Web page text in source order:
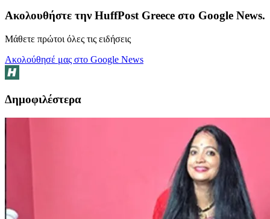
Ακολουθήστε την HuffPost Greece στο Google News.
Μάθετε πρώτοι όλες τις ειδήσεις
Ακολούθησέ μας στο Google News
Δημοφιλέστερα